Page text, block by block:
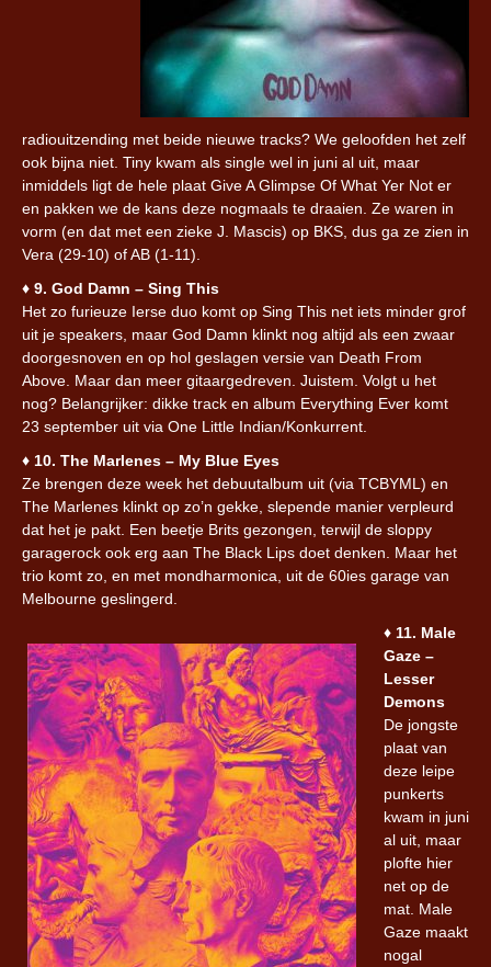
radiouitzending met beide nieuwe tracks? We geloofden het zelf
ook bijna niet. Tiny kwam als single wel in juni al uit, maar
inmiddels ligt de hele plaat Give A Glimpse Of What Yer Not er
en pakken we de kans deze nogmaals te draaien. Ze waren in
vorm (en dat met een zieke J. Mascis) op BKS, dus ga ze zien in
Vera (29-10) of AB (1-11).
♦︎ 9. God Damn – Sing This
Het zo furieuze Ierse duo komt op Sing This net iets minder grof
uit je speakers, maar God Damn klinkt nog altijd als een zwaar
doorgesnoven en op hol geslagen versie van Death From
Above. Maar dan meer gitaargedreven. Juistem. Volgt u het
nog? Belangrijker: dikke track en album Everything Ever komt
23 september uit via One Little Indian/Konkurrent.
♦︎ 10. The Marlenes – My Blue Eyes
Ze brengen deze week het debuutalbum uit (via TCBYML) en
The Marlenes klinkt op zo’n gekke, slepende manier verpleurd
dat het je pakt. Een beetje Brits gezongen, terwijl de sloppy
garagerock ook erg aan The Black Lips doet denken. Maar het
trio komt zo, en met mondharmonica, uit de 60ies garage van
Melbourne geslingerd.
♦︎ 11. Male
Gaze –
Lesser
Demons
De jongste
plaat van
deze leipe
punkerts
kwam in juni
al uit, maar
plofte hier
net op de
mat. Male
Gaze maakt
nogal